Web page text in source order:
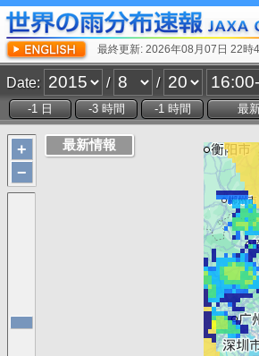
最終更新: 2026年08月07日 22
Date: / /
+
−